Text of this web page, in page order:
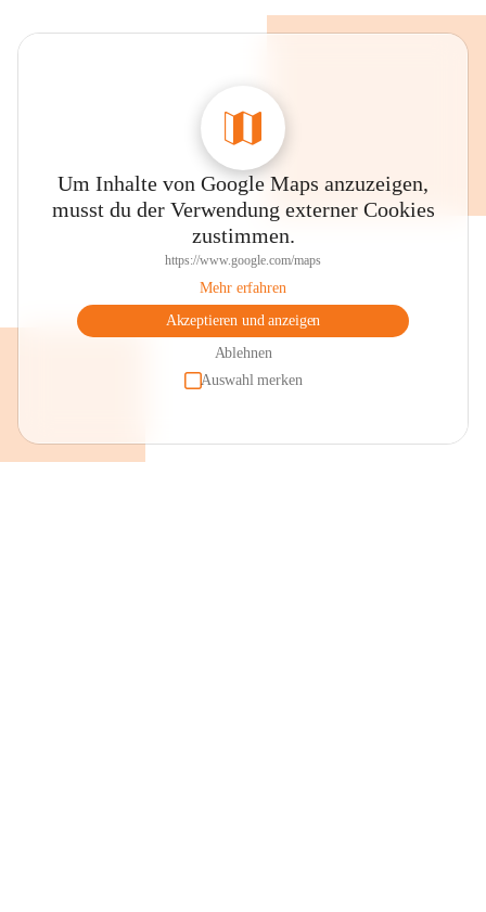
Um Inhalte von Google Maps anzuzeigen,
musst du der Verwendung externer Cookies
zustimmen.
https://www.google.com/maps
Mehr erfahren
Akzeptieren und anzeigen
Ablehnen
Auswahl merken